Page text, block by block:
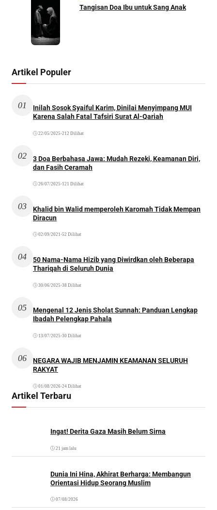
Tangisan Doa Ibu untuk Sang Anak
Artikel Populer
01
Inilah Sosok Syaiful Karim, Dinilai Menyimpang MUI
Karena Salah Fatal Tafsiri Surat Al-Qariah
22/05/2025 •212 Dilihat
02
3 Doa Berbahasa Jawa: Mudah Rezeki, Keamanan Diri,
dan Fasih Ceramah
26/07/2025 •121 Dilihat
03
Khalid bin Walid memperoleh Karomah Tidak Mempan
Diracun
02/09/2021 •52 Dilihat
04
50 Nama-Nama Hizib yang Diwirdkan oleh Beberapa
Thariqah di Seluruh Dunia
30/06/2025 •38 Dilihat
05
Mengenal 12 Jenis Sholat Sunnah: Panduan Lengkap
Ibadah Pelengkap Pahala
13/07/2025 •30 Dilihat
06
NEGARA WAJIB MENJAMIN KEAMANAN SELURUH
RAKYAT
01/08/2026•24 Dilihat
Artikel Terbaru
Ingat! Derita Gaza Masih Belum Sirna
21 jam lalu
Dunia Ini Hina, Akhirat Berharga: Membangun
Orientasi Hidup Seorang Muslim
07/08/2026